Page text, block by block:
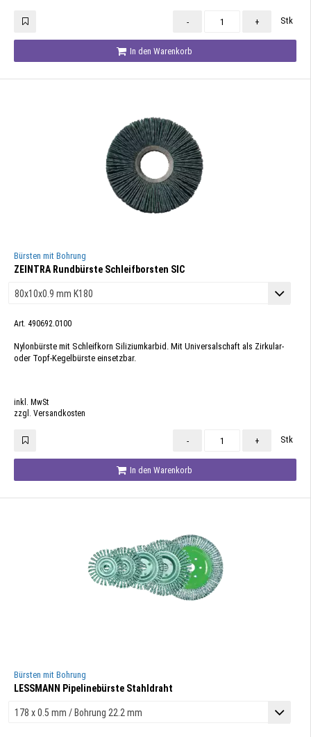
- + Stk
In den Warenkorb
Bürsten mit Bohrung
ZEINTRA Rundbürste Schleifborsten SIC
Art. 490692.0100
Nylonbürste mit Schleifkorn Siliziumkarbid. Mit Universalschaft als Zirkular-
oder Topf-Kegelbürste einsetzbar.
inkl. MwSt
zzgl. Versandkosten
- + Stk
In den Warenkorb
Bürsten mit Bohrung
LESSMANN Pipelinebürste Stahldraht